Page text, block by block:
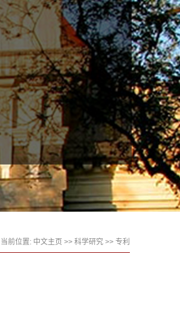
当前位置: 中文主页 >> 科学研究 >> 专利